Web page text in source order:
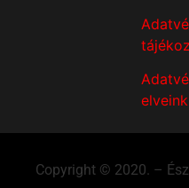
elveink
Copyright © 2020. –